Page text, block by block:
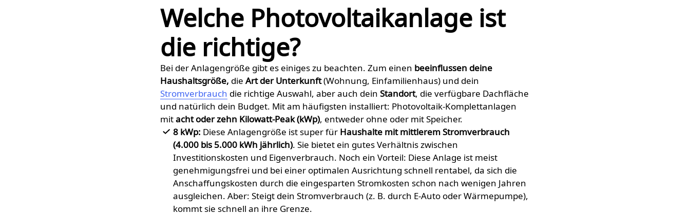
Welche Photovoltaikanlage ist
die richtige?
Bei der Anlagengröße gibt es einiges zu beachten. Zum einen beeinflussen deine
Haushaltsgröße, die Art der Unterkunft(Wohnung, Einfamilienhaus) und dein
Stromverbrauch die richtige Auswahl, aber auch dein Standort, die verfügbare Dachfläche
und natürlich dein Budget. Mit am häufigsten installiert: Photovoltaik-Komplettanlagen
mitacht oder zehn Kilowatt-Peak (kWp), entweder ohne oder mit Speicher.
8 kWp: Diese Anlagengröße ist super für Haushalte mit mittlerem Stromverbrauch
(4.000 bis 5.000 kWh jährlich). Sie bietet ein gutes Verhältnis zwischen
Investitionskosten und Eigenverbrauch. Noch ein Vorteil: Diese Anlage ist meist
genehmigungsfrei und bei einer optimalen Ausrichtung schnell rentabel, da sich die
Anschaffungskosten durch die eingesparten Stromkosten schon nach wenigen Jahren
ausgleichen. Aber: Steigt dein Stromverbrauch (z. B. durch E-Auto oder Wärmepumpe),
kommt sie schnell an ihre Grenze.